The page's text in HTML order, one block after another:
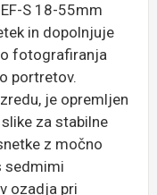
S 18-55mm
in dopolnjuje
fotografiranja
portretov.
je opremljen
za stabilne
z močno
sedmimi
ozadja pri